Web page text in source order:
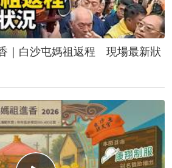
｜白沙屯媽祖返程 現場最新狀